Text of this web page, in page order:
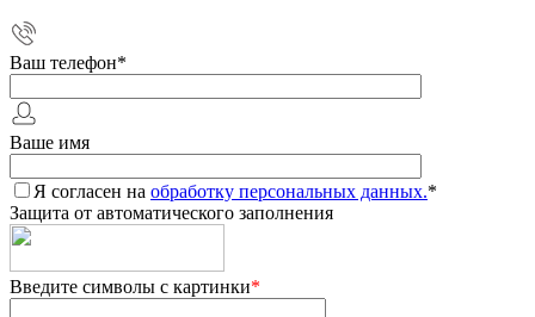
Ваш телефон*
Ваше имя
Я согласен на обработку персональных данных.*
Защита от автоматического заполнения
Введите символы с картинки*